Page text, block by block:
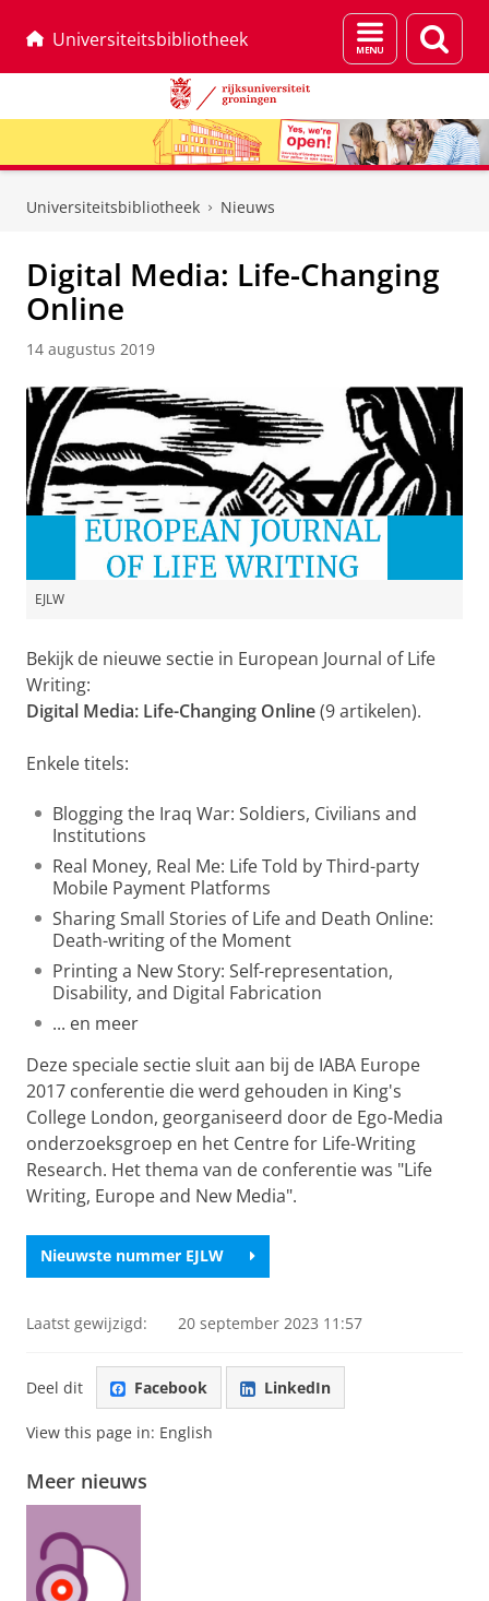
Universiteitsbibliotheek
Menu
en
Universiteitsbibliotheek Nieuws
Digital Media: Life-Changing
Online
14 augustus 2019
EJLW
Bekijk de nieuwe sectie in European Journal of Life
Writing:
Digital Media: Life-Changing Online(9 artikelen).
Enkele titels:
Blogging the Iraq War: Soldiers, Civilians and
Institutions
Real Money, Real Me: Life Told by Third-party
Mobile Payment Platforms
Sharing Small Stories of Life and Death Online:
Death-writing of the Moment
Printing a New Story: Self-representation,
Disability, and Digital Fabrication
... en meer
Deze speciale sectie sluit aan bij de IABA Europe
2017 conferentie die werd gehouden in King's
College London, georganiseerd door de Ego-Media
onderzoeksgroep en het Centre for Life-Writing
Research. Het thema van de conferentie was "Life
Writing, Europe and New Media".
Nieuwste nummer EJLW
Laatst gewijzigd: 20 september 2023 11:57
Deel dit Facebook LinkedIn
View this page in: English
Meer nieuws